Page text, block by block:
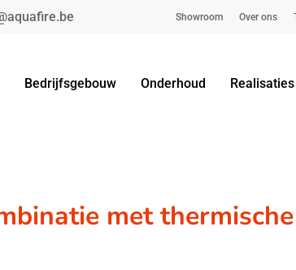
Showroom Over ons
Bedrijfsgebouw Onderhoud Realisaties
met